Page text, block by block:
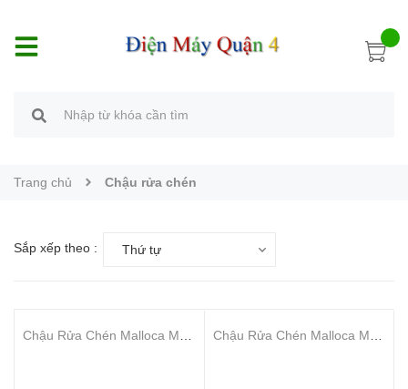
Trang chủ Chậu rửa chén
Sắp xếp theo : Thứ tự